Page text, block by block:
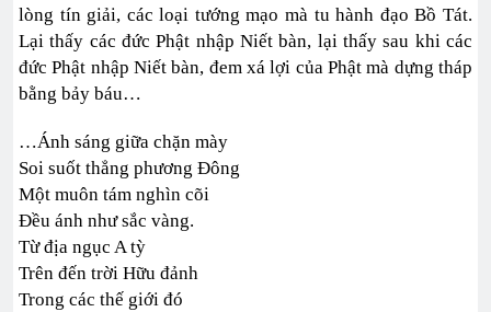
lòng tín giải, các loại tướng mạo mà tu hành đạo Bồ Tát.
Lại thấy các đức Phật nhập Niết bàn, lại thấy sau khi các
đức Phật nhập Niết bàn, đem xá lợi của Phật mà dựng tháp
bằng bảy báu…
…Ánh sáng giữa chặn mày
Soi suốt thẳng phương Đông
Một muôn tám nghìn cõi
Đều ánh như sắc vàng.
Từ địa ngục A tỳ
Trên đến trời Hữu đảnh
Trong các thế giới đó